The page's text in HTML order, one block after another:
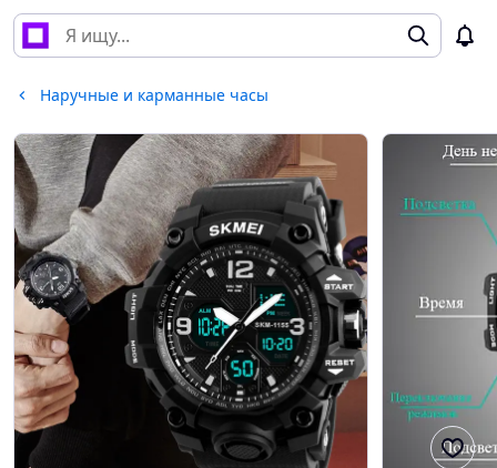
Наручные и карманные часы